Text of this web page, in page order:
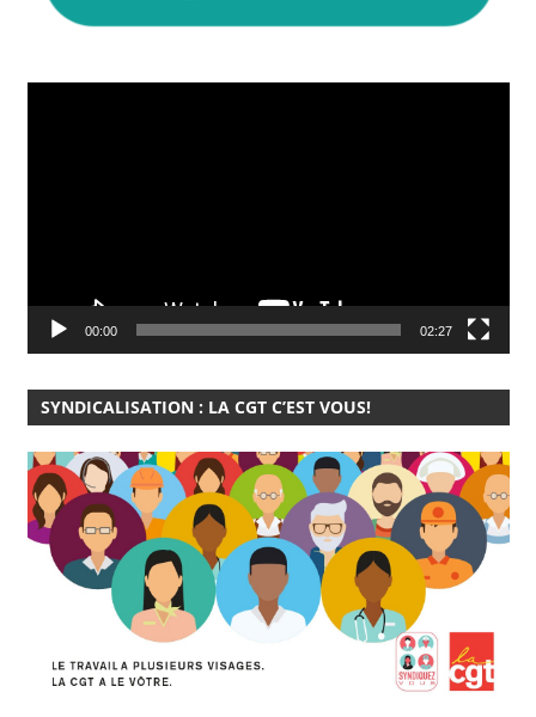
00:00 02:27
SYNDICALISATION : LA CGT C’EST VOUS!